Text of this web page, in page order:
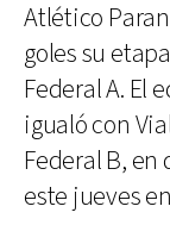
Atlético
goles su
Federal A. El
igualó con
Federal B,
este jueves